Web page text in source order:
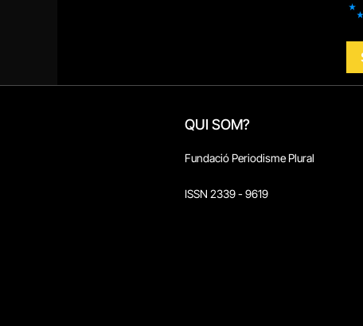
QUI SOM?
Fundació Periodisme Plural
ISSN 2339 - 9619